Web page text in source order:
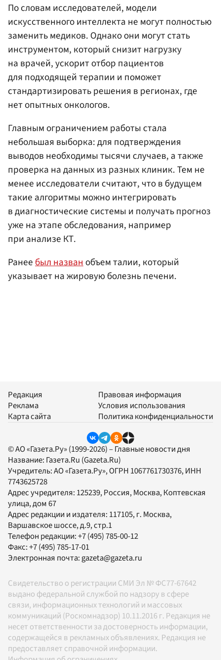
По словам исследователей, модели
искусственного интеллекта не могут полностью
заменить медиков. Однако они могут стать
инструментом, который снизит нагрузку
на врачей, ускорит отбор пациентов
для подходящей терапии и поможет
стандартизировать решения в регионах, где
нет опытных онкологов.
Главным ограничением работы стала
небольшая выборка: для подтверждения
выводов необходимы тысячи случаев, а также
проверка на данных из разных клиник. Тем не
менее исследователи считают, что в будущем
такие алгоритмы можно интегрировать
в диагностические системы и получать прогноз
уже на этапе обследования, например
при анализе КТ.
Ранеебыл названобъем талии, который
указывает на жировую болезнь печени.
Редакция
Реклама
Карта сайта
Правовая информация
Условия использования
Политика конфиденциальности
© АО «Газета.Ру» (1999-2026) – Главные новости дня
Название: Газета.Ru (Gazeta.Ru)
Учредитель:АО «Газета.Ру», ОГРН 1067761730376, ИНН
7743625728
Адрес учредителя: 125239, Россия, Москва, Коптевская
улица, дом 67
Адрес редакции и издателя: 117105, г. Москва,
Варшавское шоссе, д.9, стр.1
Телефон редакции:+7 (495) 785-00-12
Факс:+7 (495) 785-17-01
Электронная почта: gazeta@gazeta.ru
Свидетельство о регистрации СМИ Эл № ФС77-67642
выдано федеральной службой по надзору в сфере
связи, информационных технологий и массовых
коммуникаций (Роскомнадзор) 10.11.2016 г. Редакция не
несет ответственности за достоверность информации,
содержащейся в рекламных объявлениях. Редакция не
предоставляет справочной информации.